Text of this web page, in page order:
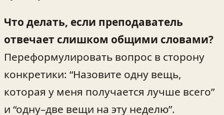
Что делать, если преподаватель
отвечает слишком общими словами?
Переформулировать вопрос в сторону
конкретики: “Назовите одну вещь,
которая у меня получается лучше всего”
и “одну–две вещи на эту неделю”.